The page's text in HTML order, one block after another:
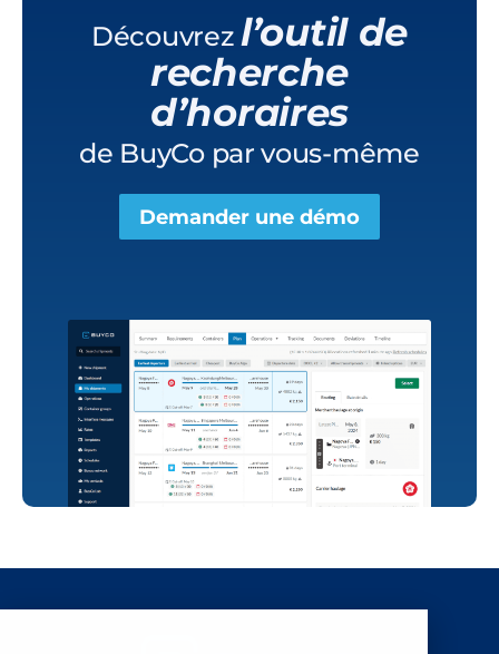
Découvrez l’outil de
recherche
d’horaires
de BuyCo par vous-même
Demander une démo